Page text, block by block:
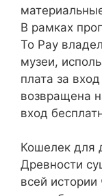
В рамках
To Pay
музеи,
плата за
возвращена
вход
Кошелек для
Древности
всей